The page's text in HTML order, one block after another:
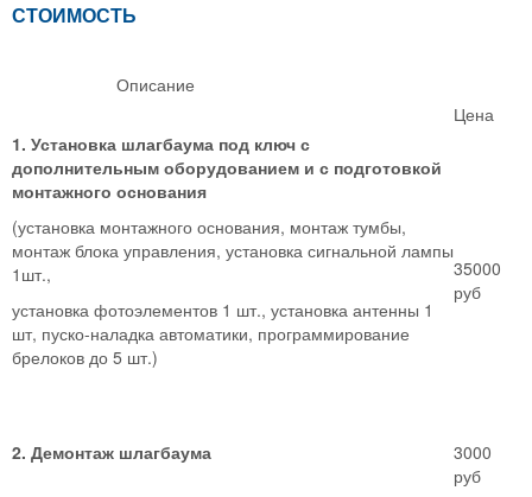
СТОИМОСТЬ
Описание
Цена
1. Установка шлагбаума под ключ с
дополнительным оборудованием и с подготовкой
монтажного основания
(установка монтажного основания, монтаж тумбы,
монтаж блока управления, установка сигнальной лампы
1шт.,
установка фотоэлементов 1 шт., установка антенны 1
шт, пуско-наладка автоматики, программирование
брелоков до 5 шт.)
35000
руб
2. Демонтаж шлагбаума
3000
руб